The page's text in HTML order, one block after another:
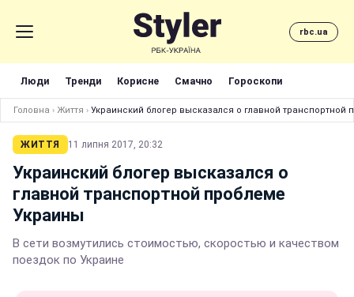
rbc.ua
Люди Тренди Корисне Смачно Гороскопи
Головна › Життя › Украинский блогер высказался о главной транспортной
ЖИТТЯ 11 липня 2017, 20:32
Украинский блогер высказался о
главной транспортной проблеме
Украины
В сети возмутились стоимостью, скоростью и качеством
поездок по Украине